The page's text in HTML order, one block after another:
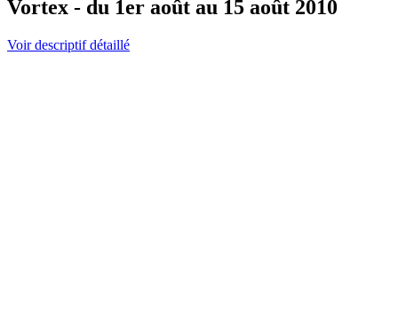
Vortex - du 1er août au 15 août 2010
Voir descriptif détaillé